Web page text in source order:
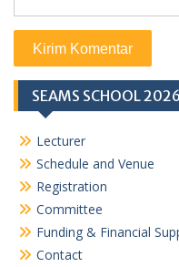
SEAMS SCHOOL 2026
Lecturer
Schedule and Venue
Registration
Committee
Funding & Financial
Contact